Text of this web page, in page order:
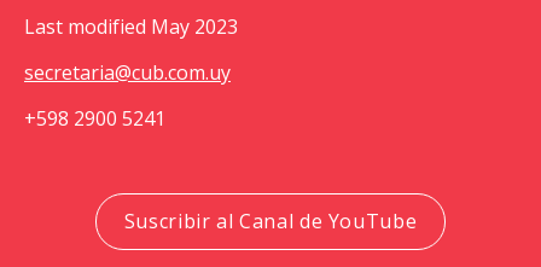
Last modified May 2023
secretaria@cub.com.uy
+598 2900 5241
Suscribir al Canal de YouTube